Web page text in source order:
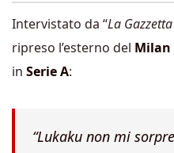
Intervistato da “La
ripreso l’esterno del Milan
in Serie A:
“Lukaku non mi